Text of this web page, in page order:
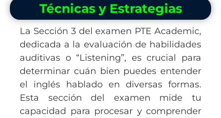
Técnicas y Estrategias
La Sección 3 del examen PTE Academic,
dedicada a la evaluación de habilidades
auditivas o “Listening”, es crucial para
determinar cuán bien puedes entender
el inglés hablado en diversas formas.
Esta sección del examen mide tu
capacidad para procesar y comprender